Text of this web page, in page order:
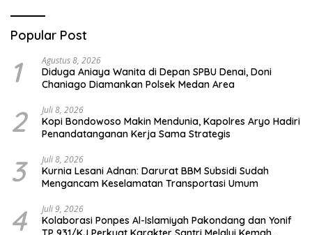
Popular Post
1 Agustus 8, 2026
Diduga Aniaya Wanita di Depan SPBU Denai, Doni
Chaniago Diamankan Polsek Medan Area
2 Juli 8, 2026
Kopi Bondowoso Makin Mendunia, Kapolres Aryo Hadiri
Penandatanganan Kerja Sama Strategis
3 Juli 8, 2026
Kurnia Lesani Adnan: Darurat BBM Subsidi Sudah
Mengancam Keselamatan Transportasi Umum
4 Juli 9, 2026
Kolaborasi Ponpes Al-Islamiyah Pakondang dan Yonif